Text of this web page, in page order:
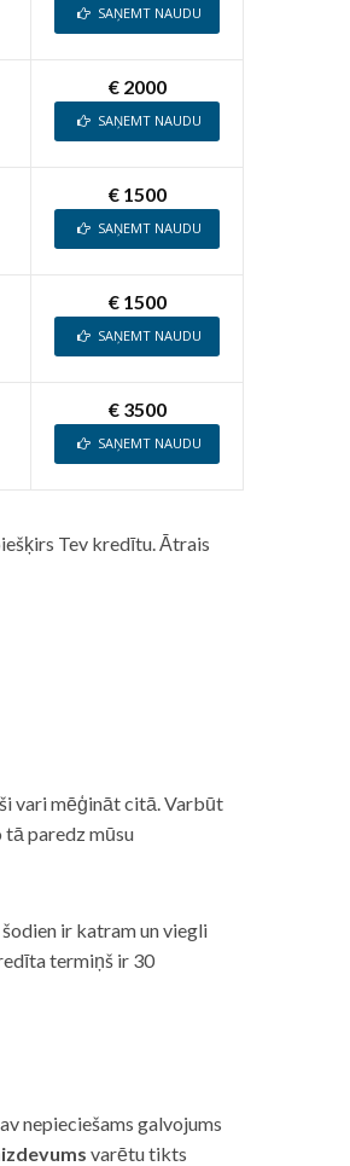
SAŅEMT NAUDU
€ 2000
SAŅEMT NAUDU
€ 1500
SAŅEMT NAUDU
€ 1500
SAŅEMT NAUDU
€ 3500
SAŅEMT NAUDU
Tev kredītu. Ātrais
vari mēģināt citā. Varbūt
paredz mūsu
ir katram un viegli
termiņš ir 30
nepieciešams galvojums
varētu tikts